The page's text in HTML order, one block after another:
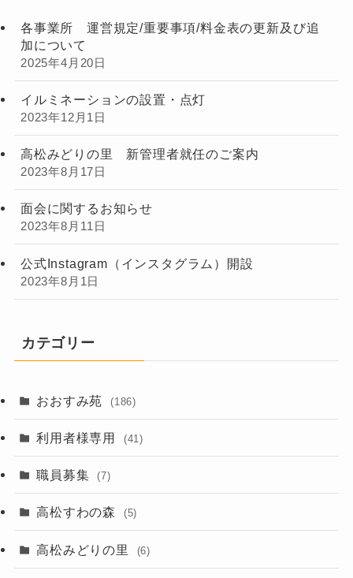
各事業所 運営規定/重要事項/料金表の更新及び追
加について
2025年4月20日
イルミネーションの設置・点灯
2023年12月1日
高松みどりの里 新管理者就任のご案内
2023年8月17日
面会に関するお知らせ
2023年8月11日
公式Instagram（インスタグラム）開設
2023年8月1日
カテゴリー
おおすみ苑 (186)
利用者様専用 (41)
職員募集 (7)
高松すわの森 (5)
高松みどりの里 (6)